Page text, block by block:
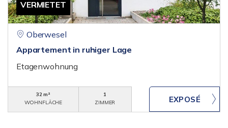
VERMIETET
Oberwesel
Appartement in ruhiger Lage
Etagenwohnung
32 m²
WOHNFLÄCHE
1
ZIMMER